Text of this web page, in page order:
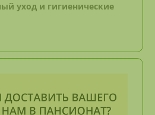
уход и гигиенические